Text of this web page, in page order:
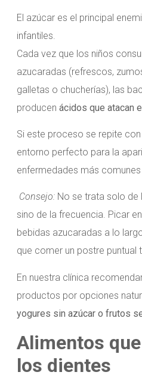
El azúcar es el principal
infantiles.
Cada vez que los niños
azucaradas (refrescos,
galletas o chucherías), las
producen ácidos que atacan
Si este proceso se repite
entorno perfecto para la
enfermedades más comunes
Consejo: No se trata solo de
sino de la frecuencia. Picar
bebidas azucaradas a lo
que comer un postre puntual
En nuestra clínica
productos por opciones
yogures sin azúcar o frutos
Alimentos
los dientes